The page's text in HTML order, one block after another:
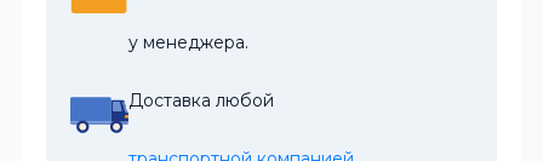
у менеджера.
Доставка любой